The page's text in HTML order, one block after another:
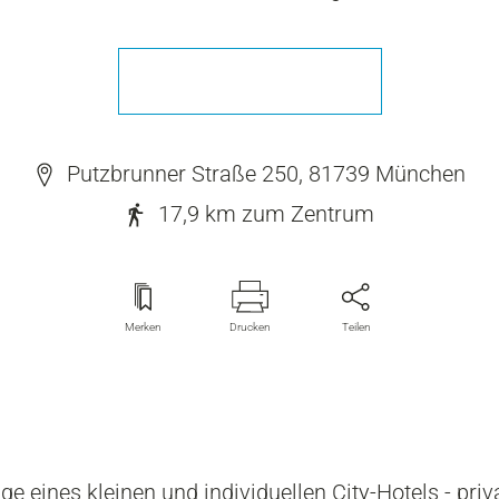
Putzbrunner Straße 250, 81739 München
17,9 km zum Zentrum
Merken Drucken Teilen
eines kleinen und individuellen City-Hotels -